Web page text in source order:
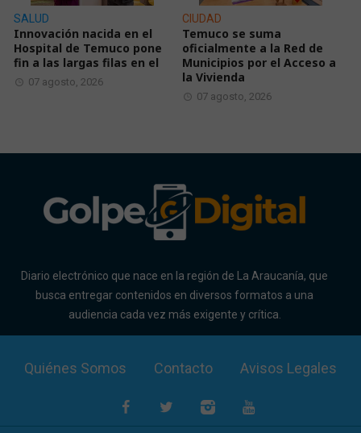
SALUD
Innovación nacida en el
Hospital de Temuco pone
fin a las largas filas en el
07 agosto, 2026
CIUDAD
Temuco se suma
oficialmente a la Red de
Municipios por el Acceso a
la Vivienda
07 agosto, 2026
Diario electrónico que nace en la región de La Araucanía, que
busca entregar contenidos en diversos formatos a una
audiencia cada vez más exigente y crítica.
Quiénes Somos Contacto Avisos Legales